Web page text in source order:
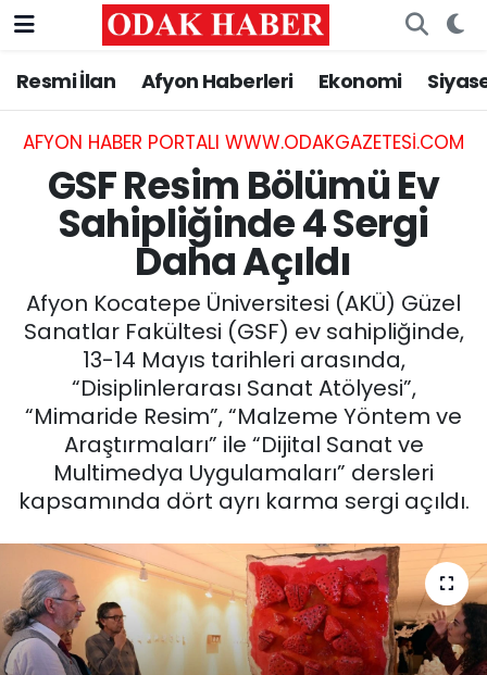
Resmi İlan Afyon Haberleri Ekonomi
AFYON HABER PORTALI WWW.ODAKGAZETESI.COM
GSF Resim Bölümü Ev
Sahipliğinde 4 Sergi
Daha Açıldı
Afyon Kocatepe Üniversitesi (AKÜ) Güzel
Sanatlar Fakültesi (GSF) ev sahipliğinde,
13-14 Mayıs tarihleri arasında,
“Disiplinlerarası Sanat Atölyesi”,
“Mimaride Resim”, “Malzeme Yöntem ve
Araştırmaları” ile “Dijital Sanat ve
Multimedya Uygulamaları” dersleri
kapsamında dört ayrı karma sergi açıldı.
AFYONKARAHİSAR HABERLERİ
Resmi İlan
ASAYİŞ
GÜNCEL
SİYASET
EĞİTİM
MAGAZİN
SAĞLIK
11:11 MANŞET
Nöbetçi Eczaneler
Hava Durumu
Trafik Durumu
Süper Lig Puan Durumu ve Fikstür
Tüm Manşetler
Son Dakika Haberleri
Haber Arşivi